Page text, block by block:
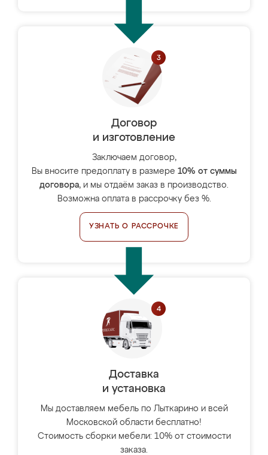
Договор
и изготовление
Заключаем договор,
Вы вносите предоплату в размере 10% от суммы
договора, и мы отдаём заказ в производство.
Возможна оплата в рассрочку без %.
УЗНАТЬ О РАССРОЧКЕ
Доставка
и установка
Мы доставляем мебель по Лыткарино и всей
Московской области бесплатно!
Стоимость сборки мебели: 10% от стоимости
заказа.